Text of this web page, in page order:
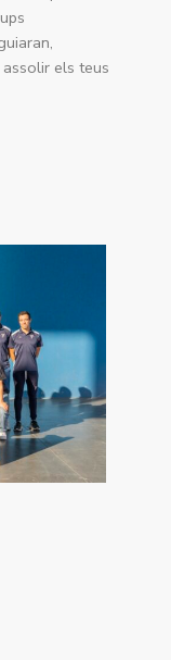
els teus